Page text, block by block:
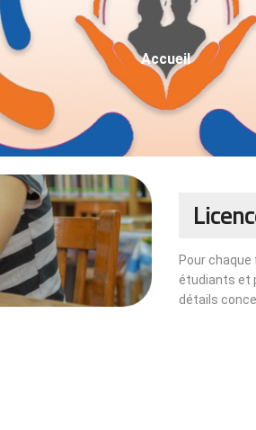
Fil
D'Ariane
Accueil
Pour chaque
étudiants et
détails